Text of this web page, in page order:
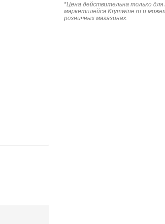
*Цена действительна только для
маркетплейса Krymwine.ru и
розничных магазинах.